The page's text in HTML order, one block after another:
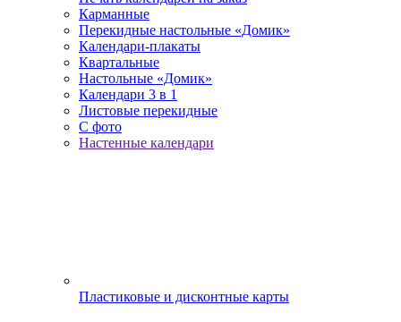
Карманные
Перекидные настольные «Домик»
Календари-плакаты
Квартальные
Настольные «Домик»
Календари 3 в 1
Листовые перекидные
С фото
Настенные календари
Пластиковые и дисконтные карты